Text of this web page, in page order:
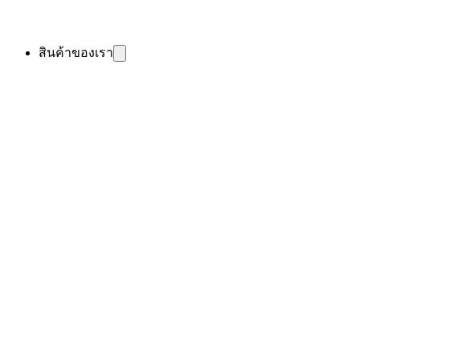
สินค้าของเรา